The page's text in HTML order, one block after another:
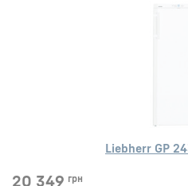
Liebherr GP
20 349 грн